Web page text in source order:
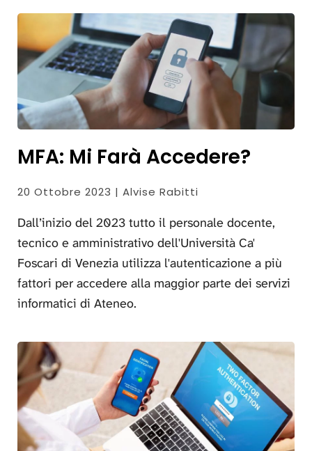
MFA: Mi Farà Accedere?
20 Ottobre 2023 | Alvise Rabitti
Dall’inizio del 2023 tutto il personale docente,
tecnico e amministrativo dell'Università Ca'
Foscari di Venezia utilizza l'autenticazione a più
fattori per accedere alla maggior parte dei servizi
informatici di Ateneo.